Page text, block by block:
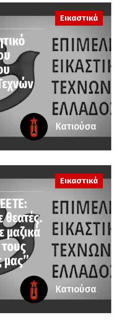
Εικαστικά
Κατιούσα
θεατές.
μαζικά
τους
Εικαστικά
Κατιούσα